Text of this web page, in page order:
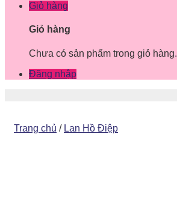
Giỏ hàng
Giỏ hàng
Chưa có sản phẩm trong giỏ hàng.
Đăng nhập
Trang chủ / Lan Hồ Điệp